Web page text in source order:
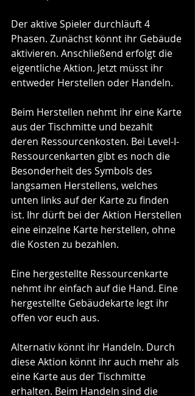
Der aktive Spieler durchläuft 4
Phasen. Zunächst könnt ihr Gebäude
aktivieren. Anschließend erfolgt die
eigentliche Aktion. Jetzt müsst ihr
entweder Herstellen oder Handeln.
Beim Herstellen nehmt ihr eine Karte
aus der Tischmitte und bezahlt
deren Ressourcenkosten. Bei Level-I-
Ressourcenkarten gibt es noch die
Besonderheit des Symbols des
langsamen Herstellens, welches
unten links auf der Karte zu finden
ist. Ihr dürft bei der Aktion Herstellen
eine einzelne Karte herstellen, ohne
die Kosten zu bezahlen.
Eine hergestellte Ressourcenkarte
nehmt ihr einfach auf die Hand. Eine
hergestellte Gebäudekarte legt ihr
offen vor euch aus.
Alternativ könnt ihr Handeln. Durch
diese Aktion könnt ihr auch mehr als
eine Karte aus der Tischmitte
erhalten. Beim Handeln sind die